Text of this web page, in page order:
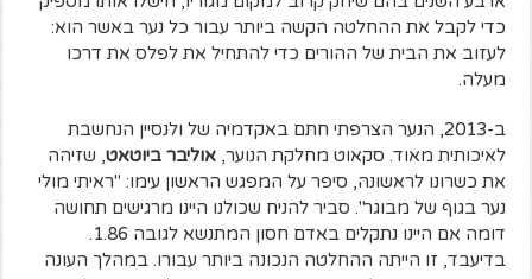
כדי לקבל את ההחלטה הקשה ביותר עבור כל נער באשר הוא:
לעזוב את הבית של ההורים כדי להתחיל את לפלס את דרכו
מעלה.
ב-2013, הנער הצרפתי חתם באקדמיה של ולנסיין הנחשבת
לאיכותית מאוד. סקאוט מחלקת הנוער,אוליבר ביוטאט, שזיהה
את כשרונו לראשונה, סיפר על המפגש הראשון עימו: "ראיתי מולי
נער בגוף של מבוגר". סביר להניח שכולנו היינו מרגישים תחושה
דומה אם היינו נתקלים באדם חסון המתנשא לגובה 1.86.
בדיעבד, זו הייתה ההחלטה הנכונה ביותר עבורו. במהלך העונה